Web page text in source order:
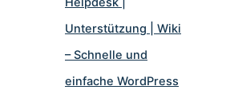
Unterstützung | Wiki
– Schnelle und
einfache WordPress